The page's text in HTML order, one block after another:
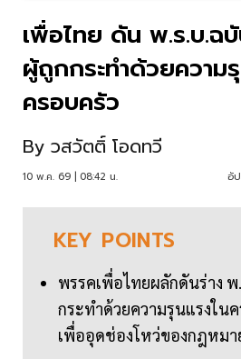
เพื่อไทย ดัน พ.ร.บ.ฉ
ผู้ถูกกระทำด้วยความ
ครอบครัว
By วสวัตติ์ โอดทวี
10 พ.ค. 69 | 08:42 น. อั
KEY POINTS
พรรคเพื่อไทยผลักดันร่าง
กระทำด้วยความรุนแรงใน
เพื่ออุดช่องโหว่ของกฎหมา